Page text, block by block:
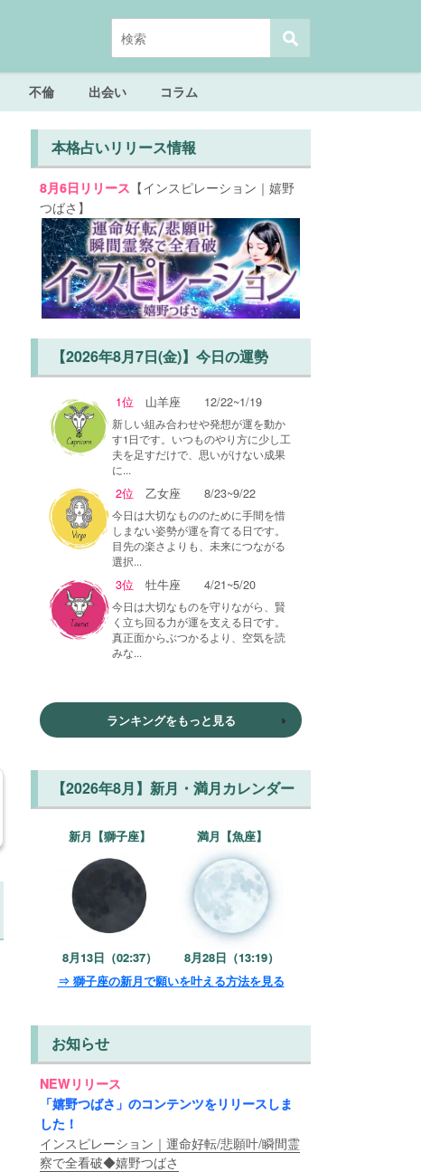
不倫 出会い コラム
本格占いリリース情報
8月6日リリース 【インスピレーション｜嬉野
つばさ】
【2026年8月7日(金)】今日の運勢
1位 山羊座 12/22~1/19
新しい組み合わせや発想が運を動か
す1日です。いつものやり方に少し工
夫を足すだけで、思いがけない成果
に...
2位 乙女座 8/23~9/22
今日は大切なもののために手間を惜
しまない姿勢が運を育てる日です。
目先の楽さよりも、未来につながる
選択...
3位 牡牛座 4/21~5/20
今日は大切なものを守りながら、賢
く立ち回る力が運を支える日です。
真正面からぶつかるより、空気を読
みな...
ランキングをもっと見る
【2026年8月】新月・満月カレンダー
新月【獅子座】
8月13日（02:37）
満月【魚座】
8月28日（13:19）
⇒ 獅子座の新月で願いを叶える方法を見る
お知らせ
NEWリリース
「嬉野つばさ」のコンテンツをリリースしま
した！
インスピレーション｜運命好転/悲願叶/瞬間霊
察で全看破◆嬉野つばさ